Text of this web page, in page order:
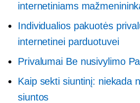
internetiniams
Individualios pakuotės
internetinei parduotuvei
Privalumai Be nusivylimo
Kaip sekti siuntinį: niekada
siuntos